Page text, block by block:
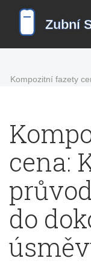
Kompozitní fazety
cena:
do